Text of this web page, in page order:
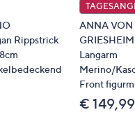
Rippstrick
ANNA VON
Langarm
Merino/
Front
€ 149,99